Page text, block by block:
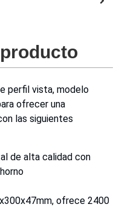
perfil vista, modelo
ofrecer una
las siguientes
de alta calidad con
ofrece 2400